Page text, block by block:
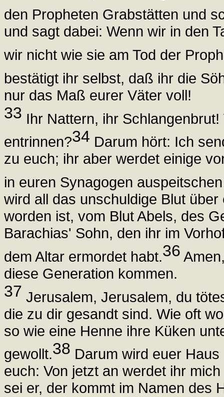
den Propheten Grabstätten und
und sagt dabei: Wenn wir in den
wir nicht wie sie am Tod der
bestätigt ihr selbst, daß ihr die
nur das Maß eurer Väter voll!
33 Ihr Nattern, ihr
entrinnen?34 Darum hört: Ich
zu euch; ihr aber werdet einige
in euren Synagogen
wird all das unschuldige Blut
worden ist, vom Blut Abels, des
Barachias' Sohn, den ihr im
dem Altar ermordet habt.36
diese Generation kommen.
37 Jerusalem, Jerusalem, du
die zu dir gesandt sind. Wie oft
so wie eine Henne ihre Küken
gewollt.38 Darum wird euer
euch: Von jetzt an werdet ihr
sei er, der kommt im Namen des